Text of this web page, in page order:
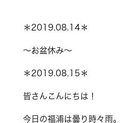
＊2019.08.14＊
～お盆休み～
＊2019.08.15＊
皆さんこんにちは！
今日の福浦は曇り時々雨。